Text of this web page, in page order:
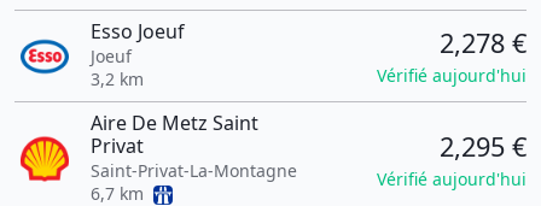
Esso Joeuf
Joeuf
3,2 km
2,278 €
Vérifié aujourd'hui
Aire De Metz Saint
Privat
Saint-Privat-La-Montagne
6,7 km
2,295 €
Vérifié aujourd'hui